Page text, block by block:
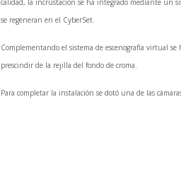
calidad, la incrustación se ha integrado mediante un
se regeneran en el CyberSet.
Complementando el sistema de escenografía virtual
prescindir de la rejilla del fondo de croma.
Para completar la instalación se dotó una de las